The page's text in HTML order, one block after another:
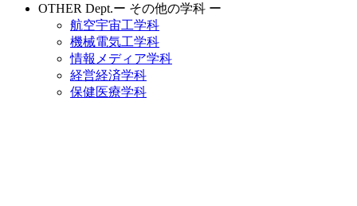
OTHER Dept.ー その他の学科 ー
航空宇宙工学科
機械電気工学科
情報メディア学科
経営経済学科
保健医療学科